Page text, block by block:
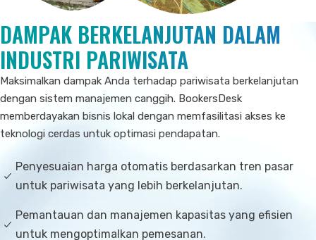
DAMPAK BERKELANJUTAN DALAM
INDUSTRI PARIWISATA
Maksimalkan dampak Anda terhadap pariwisata berkelanjutan
dengan sistem manajemen canggih. BookersDesk
memberdayakan bisnis lokal dengan memfasilitasi akses ke
teknologi cerdas untuk optimasi pendapatan.
Penyesuaian harga otomatis berdasarkan tren pasar
untuk pariwisata yang lebih berkelanjutan.
Pemantauan dan manajemen kapasitas yang efisien
untuk mengoptimalkan pemesanan.